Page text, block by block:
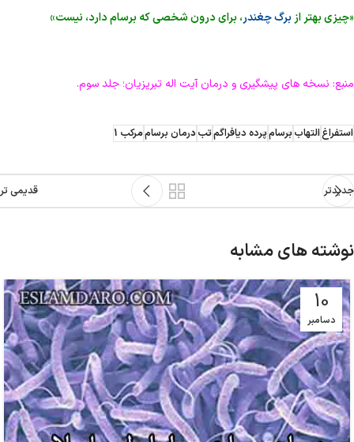
«چیزی بهتر از برگ چغندر، برای درون شخصی که برسام دارد، نیست»
منبع: نسخه های پیشگیری و درمان آیت اله تبریزیان؛ جلد سوم.
استفراغالتهاببرسامپرده دیافراگمتبدرمان برساممرکب 1
جدیدتر قدیمی تر
نوشته های مشابه
10
دسامبر